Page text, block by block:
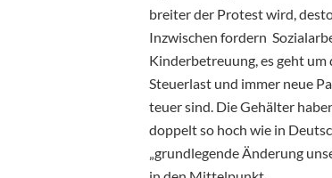
breiter der Protest wird,
Inzwischen fordern
Kinderbetreuung, es geht
Steuerlast und immer neue
teuer sind. Die Gehälter
doppelt so hoch wie in
„grundlegende Änderung